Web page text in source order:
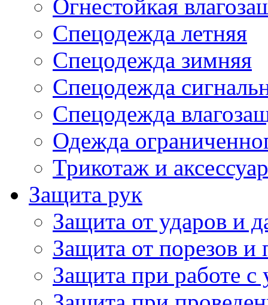
Огнестойкая
Спецодежда летняя
Спецодежда зимняя
Спецодежда
Спецодежда
Одежда
Трикотаж и
Защита рук
Защита от ударов и
Защита от порезов и
Защита при работе